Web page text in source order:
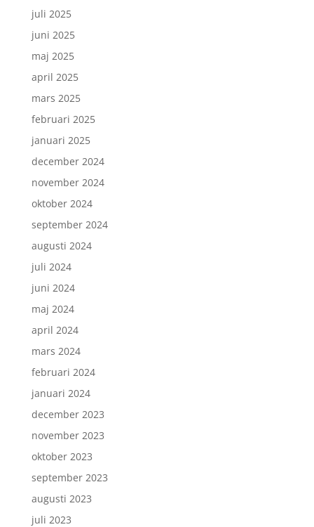
juli 2025
juni 2025
maj 2025
april 2025
mars 2025
februari 2025
januari 2025
december 2024
november 2024
oktober 2024
september 2024
augusti 2024
juli 2024
juni 2024
maj 2024
april 2024
mars 2024
februari 2024
januari 2024
december 2023
november 2023
oktober 2023
september 2023
augusti 2023
juli 2023